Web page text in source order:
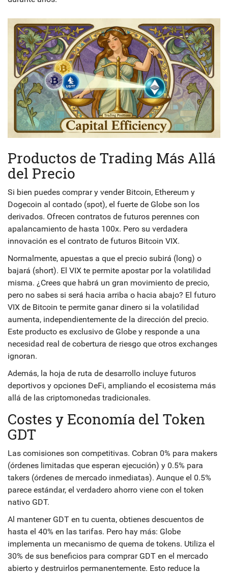
Productos de Trading Más Allá
del Precio
Si bien puedes comprar y vender Bitcoin, Ethereum y
Dogecoin al contado (spot), el fuerte de Globe son los
derivados. Ofrecen contratos de futuros perennes con
apalancamiento de hasta 100x. Pero su verdadera
innovación es el contrato de futuros Bitcoin VIX.
Normalmente, apuestas a que el precio subirá (long) o
bajará (short). El VIX te permite apostar por la volatilidad
misma. ¿Crees que habrá un gran movimiento de precio,
pero no sabes si será hacia arriba o hacia abajo? El futuro
VIX de Bitcoin te permite ganar dinero si la volatilidad
aumenta, independientemente de la dirección del precio.
Este producto es exclusivo de Globe y responde a una
necesidad real de cobertura de riesgo que otros exchanges
ignoran.
Además, la hoja de ruta de desarrollo incluye futuros
deportivos y opciones DeFi, ampliando el ecosistema más
allá de las criptomonedas tradicionales.
Costes y Economía del Token
GDT
Las comisiones son competitivas. Cobran 0% para makers
(órdenes limitadas que esperan ejecución) y 0.5% para
takers (órdenes de mercado inmediatas). Aunque el 0.5%
parece estándar, el verdadero ahorro viene con el token
nativo GDT.
Al mantener GDT en tu cuenta, obtienes descuentos de
hasta el 40% en las tarifas. Pero hay más: Globe
implementa un mecanismo de quema de tokens. Utiliza el
30% de sus beneficios para comprar GDT en el mercado
abierto y destruirlos permanentemente. Esto reduce la